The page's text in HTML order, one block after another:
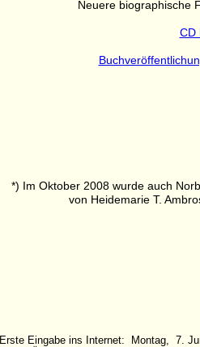
Neuere biographische
CD
*) Im Oktober 2008 wurde auch
von Heidemarie T.
Erste Eingabe ins Internet: Montag, 7.